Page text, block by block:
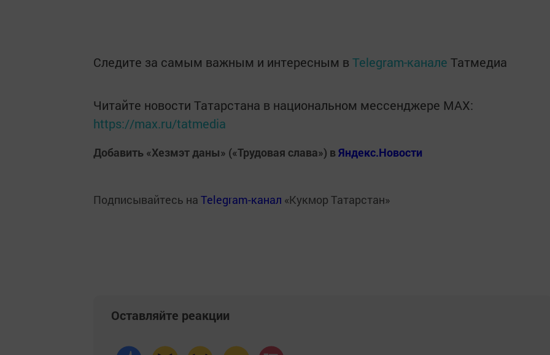
Следите за самым важным и интересным в Telegram-канале Татмедиа
Читайте новости Татарстана в национальном мессенджере MАХ:
https://max.ru/tatmedia
Добавить «Хезмэт даны» («Трудовая слава») вЯндекс.Новости
Подписывайтесь на Telegram-канал «Кукмор Татарстан»
Оставляйте реакции